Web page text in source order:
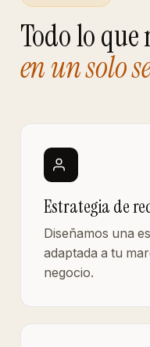
Todo lo que
en un solo
Estrategia de
Diseñamos una
adaptada a tu
negocio.